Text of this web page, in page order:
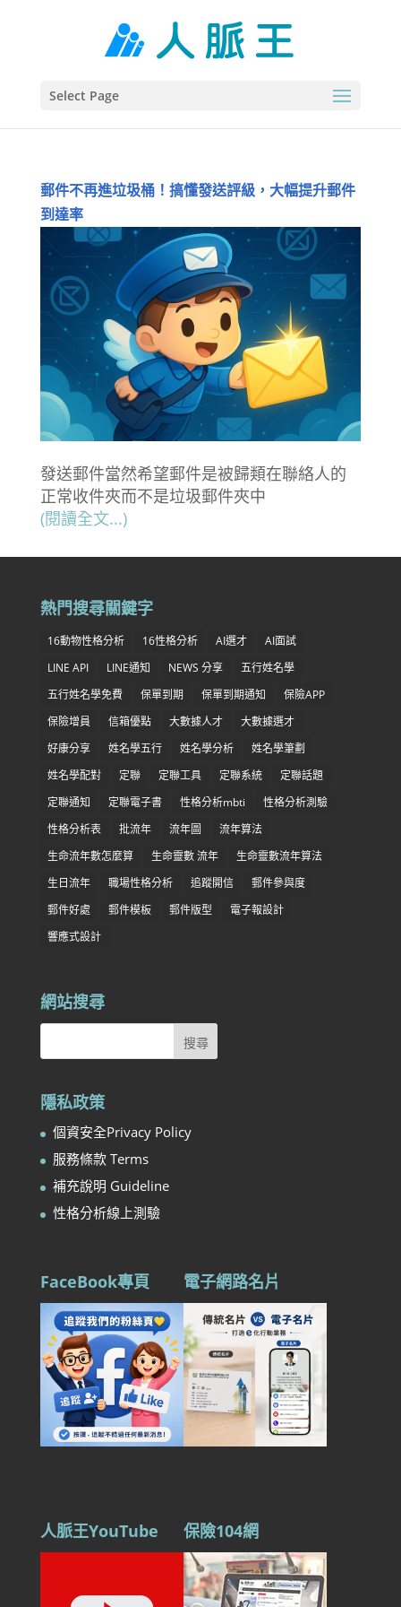
Select Page
郵件不再進垃圾桶！搞懂發送評級，大幅提升郵件
到達率
發送郵件當然希望郵件是被歸類在聯絡人的
正常收件夾而不是垃圾郵件夾中
(閱讀全文...)
熱門搜尋關鍵字
16動物性格分析 16性格分析 AI選才
AI面試
LINE API
LINE通知 NEWS 分享
五行姓名學
五行姓名學免費
保單到期 保單到期通知
保險APP
保險增員
信箱優點 大數據人才
大數據選才
好康分享
姓名學五行 姓名學分析
姓名學筆劃
姓名學配對
定聯 定聯工具 定聯系統
定聯話題
定聯通知
定聯電子書 性格分析mbti
性格分析測驗
性格分析表
批流年 流年圖
流年算法
生命流年數怎麼算
生命靈數 流年
生命靈數流年算法
生日流年
職場性格分析 追蹤開信
郵件參與度
郵件好處
郵件模板 郵件版型
電子報設計
響應式設計
網站搜尋
隱私政策
個資安全Privacy Policy
服務條款 Terms
補充說明 Guideline
性格分析線上測驗
FaceBook專頁 電子網路名片
人脈王YouTube 保險104網